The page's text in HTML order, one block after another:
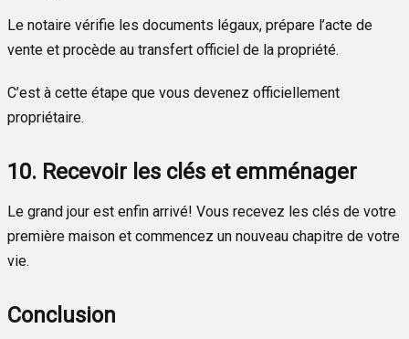
Le notaire vérifie les documents légaux, prépare l’acte de
vente et procède au transfert officiel de la propriété.
C’est à cette étape que vous devenez officiellement
propriétaire.
10. Recevoir les clés et emménager
Le grand jour est enfin arrivé! Vous recevez les clés de votre
première maison et commencez un nouveau chapitre de votre
vie.
Conclusion